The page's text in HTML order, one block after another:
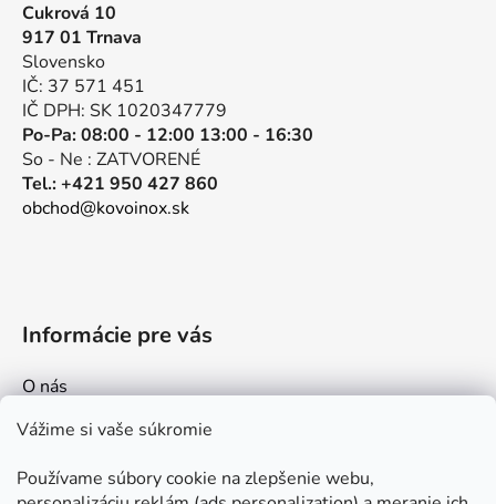
Vážime si vaše súkromie
Používame súbory cookie na zlepšenie webu,
Cukrová 10
917 01 Trnava
Slovensko
IČ: 37 571 451
IČ DPH: SK 1020347779
Po-Pa: 08:00 - 12:00 13:00 - 16:30
So - Ne : ZATVORENÉ
Tel.: +421 950 427 860
obchod@kovoinox.sk
Informácie pre vás
O nás
Kontakt
Ako nakupovať